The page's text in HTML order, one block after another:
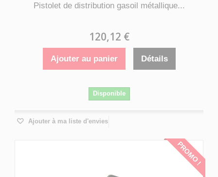
Pistolet de distribution gasoil métallique...
120,12 €
Ajouter au panier Détails
Disponible
Ajouter à ma liste d'envies
PROMO !